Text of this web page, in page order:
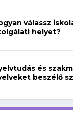
válassz
helyet?
és
beszélő